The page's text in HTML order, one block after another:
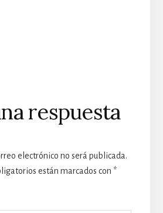
respuesta
electrónico no será publicada.
están marcados con *